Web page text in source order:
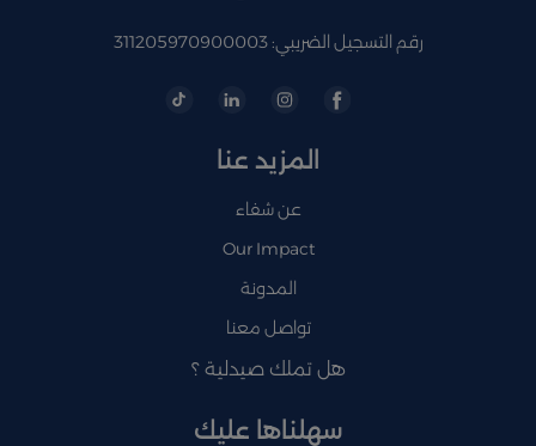
رقم التسجيل الضريبي: 311205970900003
المزيد عنا
عن شفاء
Our Impact
المدونة
تواصل معنا
هل تملك صيدلية ؟
سهلناها عليك